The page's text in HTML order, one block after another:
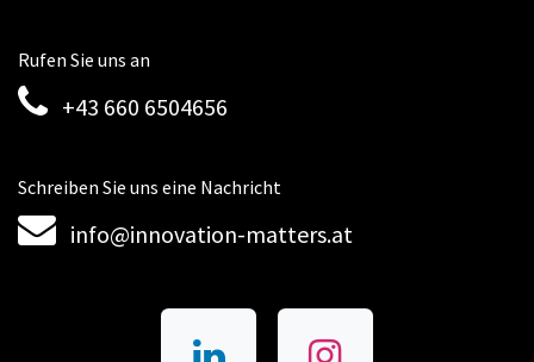
Rufen Sie uns an
+43 660 6504656
Schreiben Sie uns eine Nachricht
info@innovation-matters.at